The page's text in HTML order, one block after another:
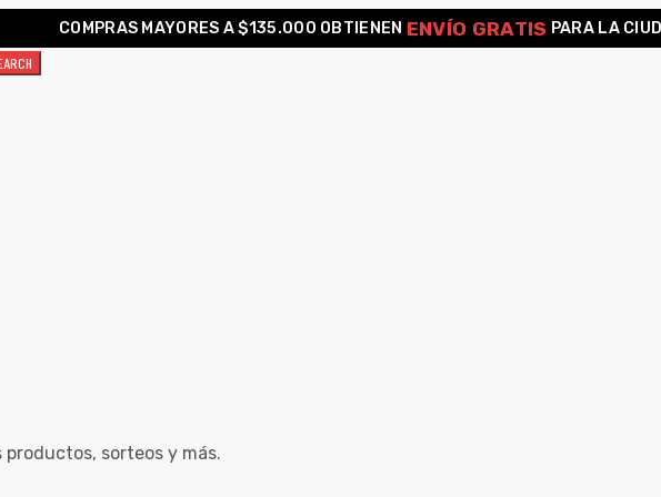
COMPRAS MAYORES A $135.000 OBTIENEN ENVÍO GRATIS PARA LA
sorteos y más.